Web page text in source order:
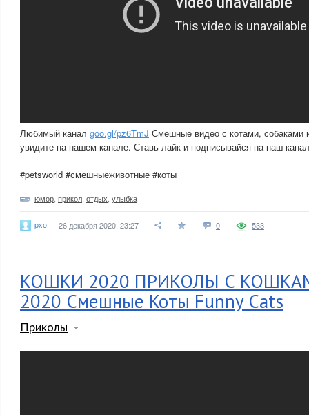
Любимый канал goo.gl/pz6TmJ Смешные видео с котами, собаками
увидите на нашем канале. Ставь лайк и подписывайся на наш канал
#petsworld #смешныеживотные #коты
юмор прикол отдых улыбка
pxo 26 декабря 2020, 23:27 0 533
КОШКИ 2020 ПРИКОЛЫ С
2020 Смешные Коты Funny Cats
Приколы